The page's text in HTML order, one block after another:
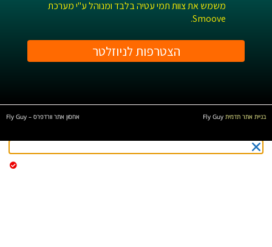
בניית אתר תדמית Fly Guy אחסון אתר וורדפרס –
Fly Guy